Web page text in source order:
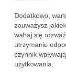
Dodatkowo,
zauważysz
wahaj się
utrzymaniu
czynnik
użytkowania.